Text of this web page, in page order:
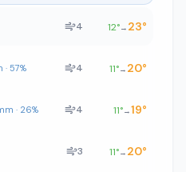
4 12°→ 23°
· 57% 4 11°→ 20°
· 26% 4 11°→19°
3 11°→ 20°